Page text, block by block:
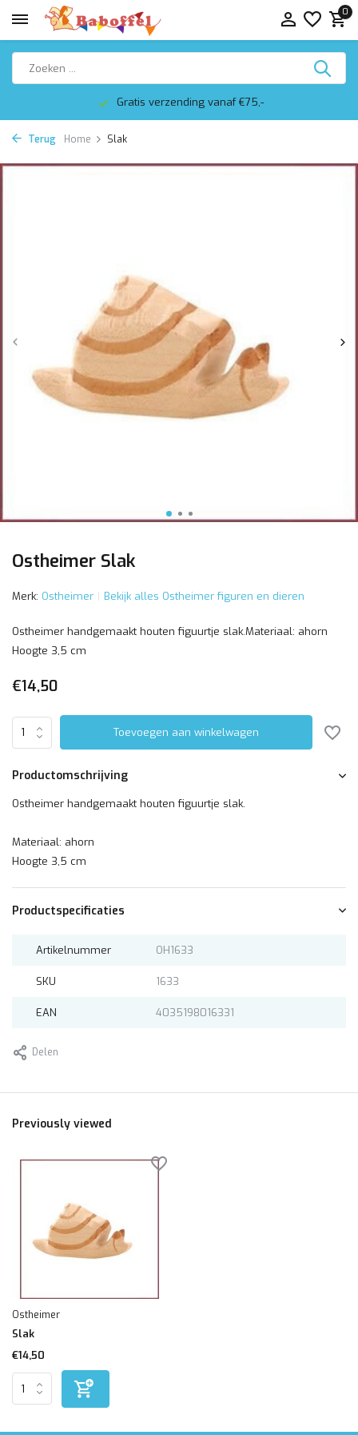
0
Gratis verzending vanaf €75,-
Terug Home Slak
Ostheimer Slak
Merk: Ostheimer Bekijk alles Ostheimer figuren en dieren
Ostheimer handgemaakt houten figuurtje slak.Materiaal: ahorn
Hoogte 3,5 cm
€14,50
Toevoegen aan winkelwagen
Productomschrijving
Ostheimer handgemaakt houten figuurtje slak.
Materiaal: ahorn
Hoogte 3,5 cm
Productspecificaties
Artikelnummer OH1633
SKU 1633
EAN 4035198016331
Delen
Previously viewed
Ostheimer
Slak
€14,50